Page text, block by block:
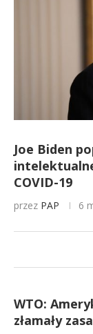
Joe Biden
COVID-19
przez PAP 6
WTO:
złamały